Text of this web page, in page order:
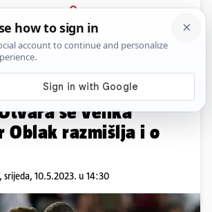
PRIJAVA
Sport Komentari
sezone 'jedinica'
se velika
Oblak razmišlja i o
, srijeda, 10.5.2023. u 14:30